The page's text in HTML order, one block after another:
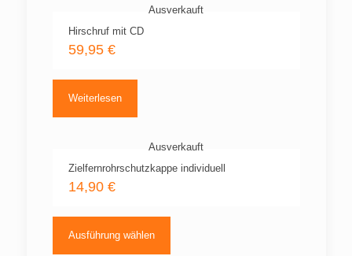
Ausverkauft
Hirschruf mit CD
59,95 €
Weiterlesen
Ausverkauft
Zielfernrohrschutzkappe individuell
14,90 €
Ausführung wählen